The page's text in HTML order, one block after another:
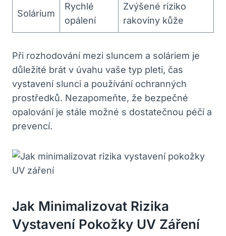
Solárium
Rychlé
opálení
Zvýšené riziko
rakoviny kůže
Při rozhodování mezi sluncem a soláriem je
důležité brát v úvahu vaše typ pleti, čas
vystavení slunci a používání ochranných
prostředků. Nezapomeňte, že bezpečné
opalování je stále možné s dostatečnou péčí a
prevencí.
Jak Minimalizovat Rizika
Vystavení Pokožky UV Záření